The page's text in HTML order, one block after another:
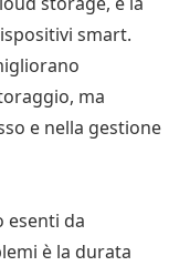
smart.
ma
e nella gestione
esenti da
è la durata